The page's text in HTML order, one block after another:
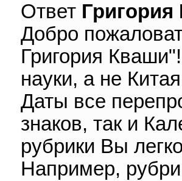
Ответ
Добро
Григория
науки, а не
Даты все
знаков, так и
рубрики Вы
Например,